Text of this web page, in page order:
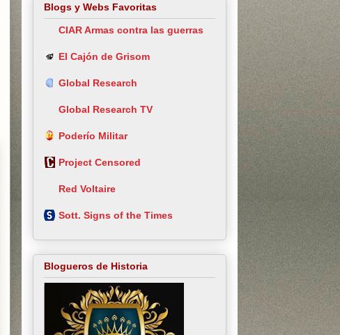
Blogs y Webs Favoritas
CIAR Armas contra las guerras
El Cajón de Grisom
Global Research
Global Research TV
Poderío Militar
Project Censored
Red Voltaire
Sott. Signs of the Times
Blogueros de Historia